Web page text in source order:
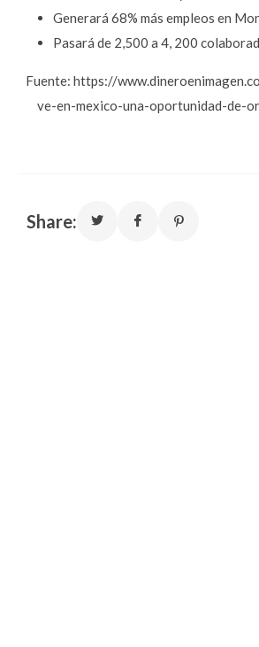
Generará 68% más empleos en
Pasará de 2,500 a 4, 200
Fuente: https://
ve-en-mexico-una-oportunidad-de-
Share: